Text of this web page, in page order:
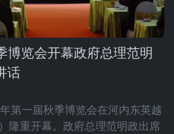
博览会开幕政府总理范明
话
第一届秋季博览会在河内东英越
隆重开幕。政府总理范明政出席